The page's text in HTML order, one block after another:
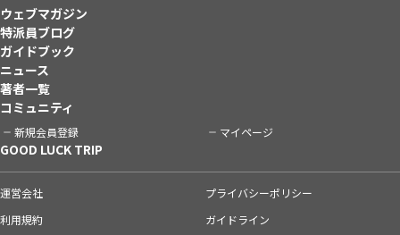
ウェブマガジン
特派員ブログ
ガイドブック
ニュース
著者一覧
コミュニティ
新規会員登録 マイページ
GOOD LUCK TRIP
運営会社
プライバシーポリシー
利用規約
ガイドライン